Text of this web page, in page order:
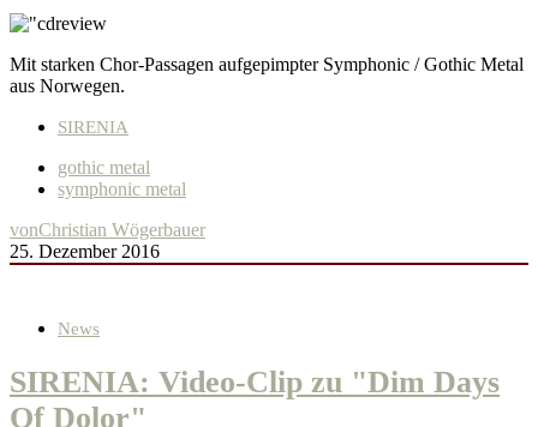
Mit starken Chor-Passagen aufgepimpter Symphonic / Gothic Metal
aus Norwegen.
SIRENIA
gothic metal
symphonic metal
vonChristian Wögerbauer
25. Dezember 2016
News
SIRENIA: Video-Clip zu "Dim Days
Of Dolor"